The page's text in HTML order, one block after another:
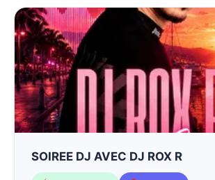
SOIREE DJ AVEC DJ ROX R